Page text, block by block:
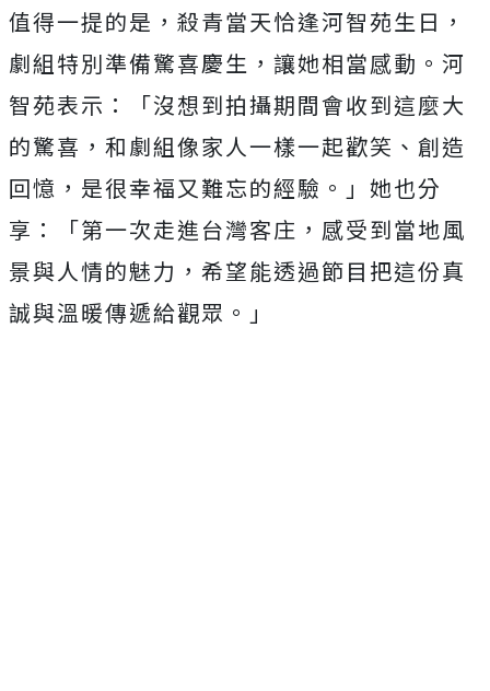
值得一提的是，殺青當天恰逢河智苑生日，
劇組特別準備驚喜慶生，讓她相當感動。河
智苑表示：「沒想到拍攝期間會收到這麼大
的驚喜，和劇組像家人一樣一起歡笑、創造
回憶，是很幸福又難忘的經驗。」她也分
享：「第一次走進台灣客庄，感受到當地風
景與人情的魅力，希望能透過節目把這份真
誠與溫暖傳遞給觀眾。」